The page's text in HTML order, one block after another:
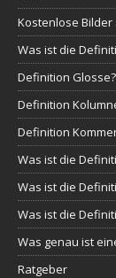
Kostenlose
Was ist die
Definition Glosse?
Definition
Definition
Was ist die
Was ist die
Was ist die
Was genau ist
Ratgeber